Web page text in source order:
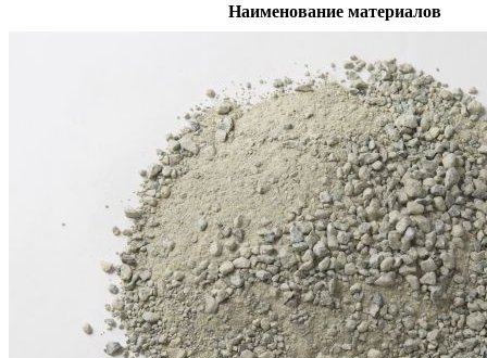
Наименование материалов